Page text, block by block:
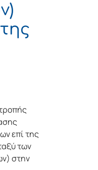
επί της
των
στην